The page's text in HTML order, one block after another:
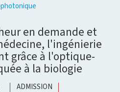
en demande et
l'ingénierie
grâce à l'optique-
à la biologie
ADMISSION